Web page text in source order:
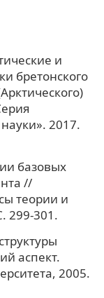
и
бретонского
2017.
базовых
//
теории и
299-301.
аспект.
2005.